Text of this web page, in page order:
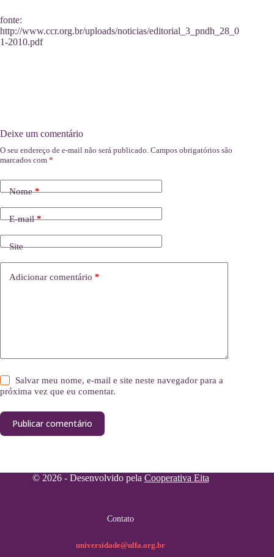
fonte:
http://www.ccr.org.br/uploads/noticias/editorial_3_pndh_28_0
1-2010.pdf
Deixe um comentário
O seu endereço de e-mail não será publicado. Campos obrigatórios são
marcados com *
Nome*
E-mail*
Site
Adicionar comentário *
Salvar meu nome, e-mail e site neste navegador para a
próxima vez que eu comentar.
Publicar comentário
© 2026 - Desenvolvido pela Cooperativa Eita
Contato
universidade@ulfa.org.br